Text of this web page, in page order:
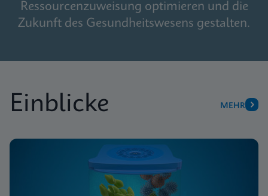
Ressourcenzuweisung optimieren und die
Zukunft des Gesundheitswesens gestalten.
Einblicke MEHR